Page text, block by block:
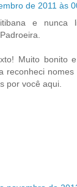
de 2011 às
e nunca
Muito bonito
reconheci
por você aqui.